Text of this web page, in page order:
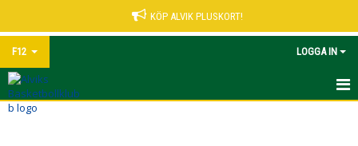
KÖP ALVIK PLUSKORT!
F12 LOGGA IN
HEM